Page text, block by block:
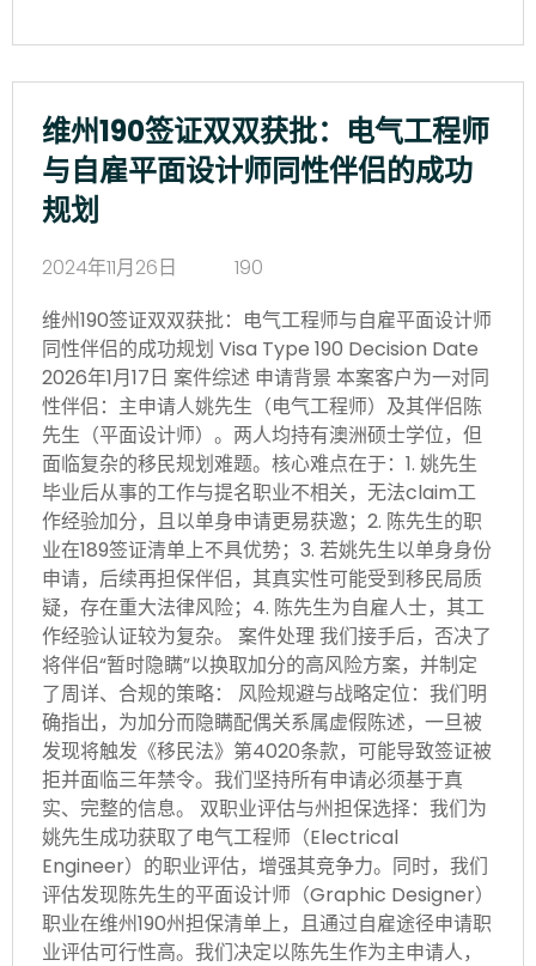
维州190签证双双获批：电气工程师
与自雇平面设计师同性伴侣的成功
规划
2024年11月26日
190
维州190签证双双获批：电气工程师与自雇平面设计师
同性伴侣的成功规划 Visa Type 190 Decision Date
2026年1月17日 案件综述 申请背景 本案客户为一对同
性伴侣：主申请人姚先生（电气工程师）及其伴侣陈
先生（平面设计师）。两人均持有澳洲硕士学位，但
面临复杂的移民规划难题。核心难点在于：1. 姚先生
毕业后从事的工作与提名职业不相关，无法claim工
作经验加分，且以单身申请更易获邀；2. 陈先生的职
业在189签证清单上不具优势；3. 若姚先生以单身身份
申请，后续再担保伴侣，其真实性可能受到移民局质
疑，存在重大法律风险；4. 陈先生为自雇人士，其工
作经验认证较为复杂。 案件处理 我们接手后，否决了
将伴侣“暂时隐瞒”以换取加分的高风险方案，并制定
了周详、合规的策略： 风险规避与战略定位：我们明
确指出，为加分而隐瞒配偶关系属虚假陈述，一旦被
发现将触发《移民法》第4020条款，可能导致签证被
拒并面临三年禁令。我们坚持所有申请必须基于真
实、完整的信息。 双职业评估与州担保选择：我们为
姚先生成功获取了电气工程师（Electrical
Engineer）的职业评估，增强其竞争力。同时，我们
评估发现陈先生的平面设计师（Graphic Designer）
职业在维州190州担保清单上，且通过自雇途径申请职
业评估可行性高。我们决定以陈先生作为主申请人，